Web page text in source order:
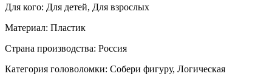
Для кого: Для детей, Для взрослых
Материал: Пластик
Страна производства: Россия
Категория головоломки: Собери фигуру, Логическая